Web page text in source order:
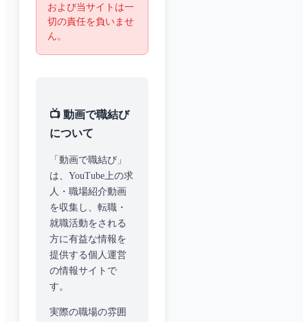
および当サイトは一
切の責任を負いませ
ん。
📺 動画で職結び
について
「動画で職結び」
は、YouTube上の求
人・職場紹介動画
を収集し、転職・
就職活動をされる
方に有益な情報を
提供する個人運営
の情報サイトで
す。
実際の職場の雰囲